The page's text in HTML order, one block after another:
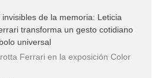
invisibles de la memoria: Leticia
transforma un gesto cotidiano
universal
Ferrari en la exposición Color